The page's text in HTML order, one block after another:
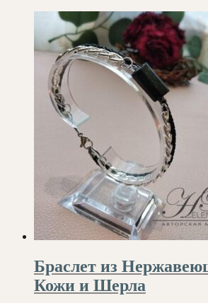
Браслет из
Кожи и Шерла